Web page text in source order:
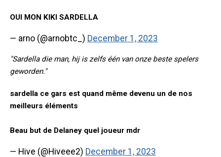
OUI MON KIKI SARDELLA
— arno (@arnobtc_) December 1, 2023
"Sardella die man, hij is zelfs één van onze beste spelers
geworden."
sardella ce gars est quand même devenu un de nos
meilleurs éléments
Beau but de Delaney quel joueur mdr
— Hive (@Hiveee2) December 1, 2023